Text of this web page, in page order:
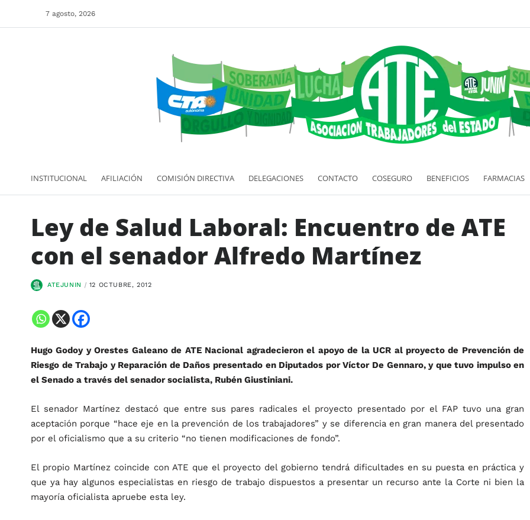
7 agosto, 2026
INSTITUCIONAL AFILIACIÓN COMISIÓN DIRECTIVA DELEGACIONES CONTACTO COSEGURO BENEFICIOS FARMACIAS
Ley de Salud Laboral: Encuentro de ATE
con el senador Alfredo Martínez
ATEJUNIN 12 OCTUBRE, 2012
Hugo Godoy y Orestes Galeano de ATE Nacional agradecieron el apoyo de la UCR al proyecto de Prevención de
Riesgo de Trabajo y Reparación de Daños presentado en Diputados por Víctor De Gennaro, y que tuvo impulso en
el Senado a través del senador socialista, Rubén Giustiniani.
El senador Martínez destacó que entre sus pares radicales el proyecto presentado por el FAP tuvo una gran
aceptación porque “hace eje en la prevención de los trabajadores” y se diferencia en gran manera del presentado
por el oficialismo que a su criterio “no tienen modificaciones de fondo”.
El propio Martínez coincide con ATE que el proyecto del gobierno tendrá dificultades en su puesta en práctica y
que ya hay algunos especialistas en riesgo de trabajo dispuestos a presentar un recurso ante la Corte ni bien la
mayoría oficialista apruebe esta ley.